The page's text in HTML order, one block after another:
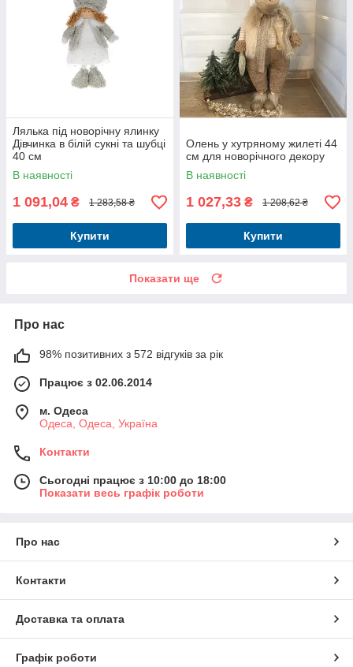
Лялька під новорічну ялинку
Дівчинка в білій сукні та шубці
40 см
В наявності
1 091,04 ₴ 1 283,58 ₴
Купити
Олень у хутряному жилеті 44
см для новорічного декору
В наявності
1 027,33 ₴ 1 208,62 ₴
Купити
Показати ще
Про нас
98% позитивних з 572 відгуків за рік
Працює з 02.06.2014
м. Одеса
Одеса, Одеса, Україна
Контакти
Сьогодні працює з 10:00 до 18:00
Показати весь графік роботи
Про нас
Контакти
Доставка та оплата
Графік роботи